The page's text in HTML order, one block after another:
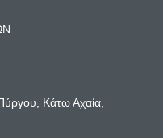
Κάτω Αχαία,